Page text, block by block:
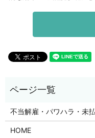
不当解雇・パワハラ・未
HOME